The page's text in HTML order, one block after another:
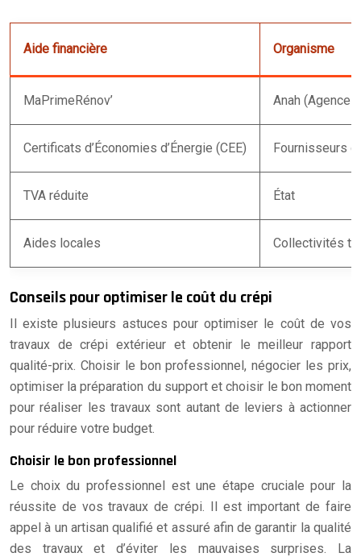
Aide financière Organisme
MaPrimeRénov’ Anah (Agence
Certificats d’Économies d’Énergie (CEE) Fournisseurs
TVA réduite État
Aides locales Collectivités
Conseils pour optimiser le coût du crépi
Il existe plusieurs astuces pour optimiser le coût de vos
travaux de crépi extérieur et obtenir le meilleur rapport
qualité-prix. Choisir le bon professionnel, négocier les prix,
optimiser la préparation du support et choisir le bon moment
pour réaliser les travaux sont autant de leviers à actionner
pour réduire votre budget.
Choisir le bon professionnel
Le choix du professionnel est une étape cruciale pour la
réussite de vos travaux de crépi. Il est important de faire
appel à un artisan qualifié et assuré afin de garantir la qualité
des travaux et d’éviter les mauvaises surprises. La